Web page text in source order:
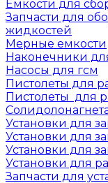
Емкости для
Запчасти для
жидкостей
Мерные емкости
Наконечники
Насосы для гсм
Пистолеты для
Пистолеты для
Установки для
Установки для
Установки для
Установки для
Запчасти для